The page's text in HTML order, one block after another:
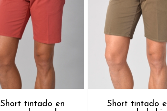
Short tintado en
Short tintado